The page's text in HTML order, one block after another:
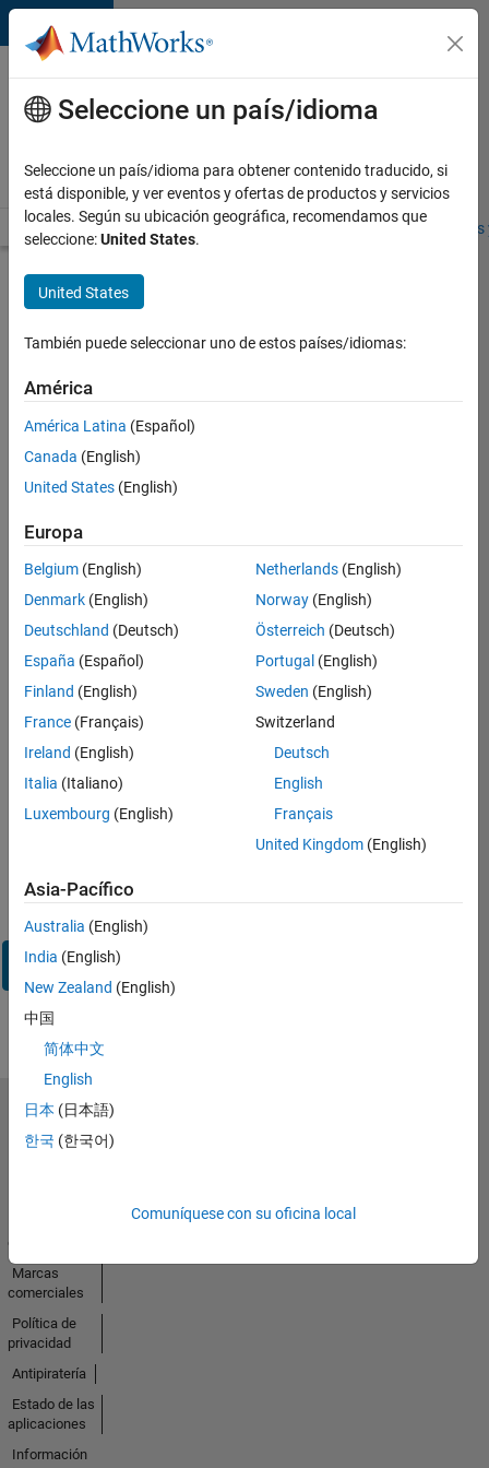
Saltar al contenido
Ofertas
de
empleo
MathWorks
Visión general Búsqueda de empleo Oficinas locales
Enviar
solicitud
Senior
User
Experience
Designer
sesión
su
cuenta
empleo
Dirección de correo electrónico
su
contraseña?
Iniciar
Seleccione un país/idioma
Seleccione un país/idioma para obtener contenido traducido, si
está disponible, y ver eventos y ofertas de productos y servicios
locales. Según su ubicación geográfica, recomendamos que
seleccione:United States.
United States
También puede seleccionar uno de estos países/idiomas:
América
América Latina (Español)
Canada (English)
United States (English)
Europa
Belgium (English)
Denmark (English)
Deutschland (Deutsch)
España (Español)
Finland (English)
France (Français)
Ireland (English)
Italia (Italiano)
Luxembourg (English)
Netherlands(English)
Norway(English)
Österreich (Deutsch)
Portugal (English)
Sweden (English)
Switzerland
Deutsch
English
Français
United Kingdom(English)
Asia-Pacífico
Australia (English)
India (English)
New Zealand (English)
中国
简体中文
English
日本 (日本語)
한국 (한국어)
Comuníquese con su oficina local
América
confianza
Marcas
comerciales
Política de
privacidad
Antipiratería
Estado de las
aplicaciones
Información